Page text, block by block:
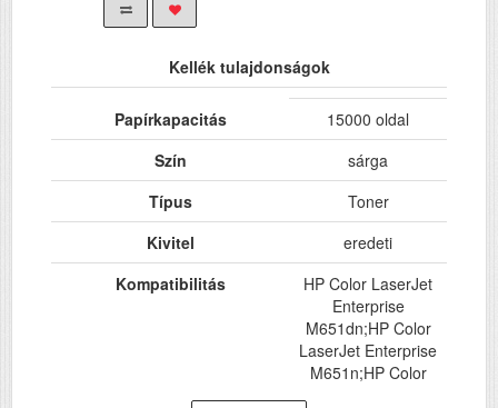
Kellék tulajdonságok
Papírkapacitás
15000 oldal
Szín
sárga
Típus
Toner
Kivitel
eredeti
Kompatibilitás
HP Color LaserJet
Enterprise
M651dn;HP Color
LaserJet Enterprise
M651n;HP Color
LaserJet Enterprise